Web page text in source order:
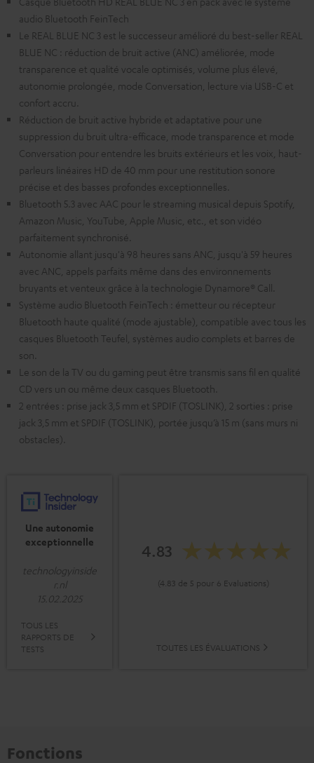
audio Bluetooth FeinTech
Le REAL BLUE NC 3 est le successeur amélioré du best-seller REAL
BLUE NC : réduction de bruit active (ANC) améliorée, mode
transparence et qualité vocale optimisés, volume plus élevé,
autonomie prolongée, mode Conversation, lecture via USB-C et
confort accru.
Réduction de bruit active hybride et adaptative pour une
suppression du bruit ultra-efficace, mode transparence et mode
Conversation pour entendre les bruits extérieurs et les voix, haut-
parleurs linéaires HD de 40 mm pour une restitution sonore
précise et des basses profondes exceptionnelles.
Bluetooth 5.3 avec AAC pour le streaming musical depuis Spotify,
Amazon Music, YouTube, Apple Music, etc., et son vidéo
parfaitement synchronisé.
Autonomie allant jusqu'à 98 heures sans ANC, jusqu'à 59 heures
avec ANC, appels parfaits même dans des environnements
bruyants et venteux grâce à la technologie Dynamore® Call.
Système audio Bluetooth FeinTech : émetteur ou récepteur
Bluetooth haute qualité (mode ajustable), compatible avec tous les
casques Bluetooth Teufel, systèmes audio complets et barres de
son.
Le son de la TV ou du gaming peut être transmis sans fil en qualité
CD vers un ou même deux casques Bluetooth.
2 entrées : prise jack 3,5 mm et SPDIF (TOSLINK), 2 sorties : prise
jack 3,5 mm et SPDIF (TOSLINK), portée jusqu’à 15 m (sans murs ni
obstacles).
Une autonomie
exceptionnelle
technologyinside
r.nl
15.02.2025
TOUS LES
RAPPORTS DE
TESTS
4.83
(4.83 de 5 pour 6 Evaluations)
TOUTES LES ÉVALUATIONS
Fonctions